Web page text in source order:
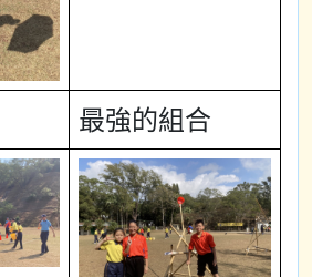
最強的組合